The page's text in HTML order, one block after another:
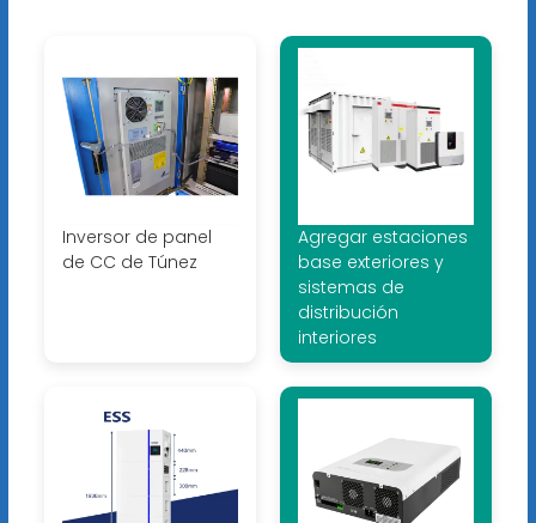
Inversor de panel
de CC de Túnez
Agregar estaciones
base exteriores y
sistemas de
distribución
interiores